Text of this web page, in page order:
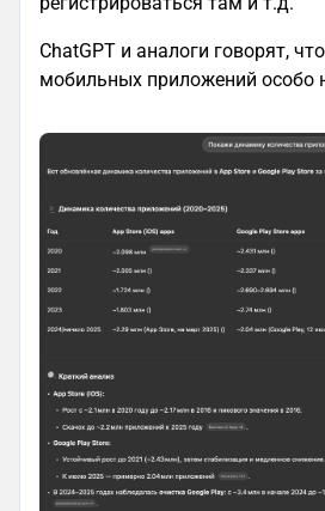
ChatGPT и аналоги говорят,
мобильных приложений особо